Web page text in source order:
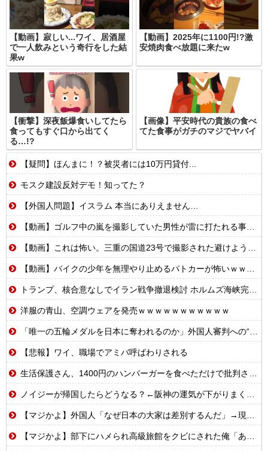
【動画】寂しい...ワイ、居酒屋
で一人飲みという奇行をした結
果w
【動画】2025年に1100円!?激
安焼肉食べ放題に来たw
【衝撃】深夜飯爆食いしてたら
食ってもすぐ口から出てく
る…!?
【画像】平安時代の貴族の食べ
てた食事がガチのマジでヤバイ
【疑問】ほんまに！？被災者には10万円貸付...
モスク建設反対デモ！知ってた？
【外国人問題】イスラム 本当にありえません…
【動画】ゴルフ中の嵐を撮影していた男性が雷に打たれる事故。
【動画】これは怖い。三重の国道23号で撮影された避けようがないもらい事故の瞬間。
【動画】バイクの少年を無理やり止めるパトカーが怖いｗｗｗｗ
トランプ、核合意なしでイラン戦争撤退検討 ホルムズ海峡完全再開なら
洋服の青山、空調ウェアを発売ｗｗｗｗｗｗｗｗｗｗｗ
「唯一の五輪メダルを日本に奪われるのか」外国人審判への“性接待”で大揺れの韓国サッカー界、ロンドン五輪メダル剝奪の可能性に戦々恐々「前例がない」
【悲報】ワイ、職場でアミバ呼ばわりされる
生活保護さん、1400円のハンバーガーを食べただけで批判される
ノイジーが帰国したらどうなる？←阪神の運気が下がりまくるやろな
【マジかよ】外国人「なぜ日本の大家は差別するんだ」→現役大家の実録に反論できず
【マジかよ】部下にハメられ高級旅館をクビにされた俺「あとは頑張れよ」→廃業寸前の元三ツ星レストランでバイトを始めた結果